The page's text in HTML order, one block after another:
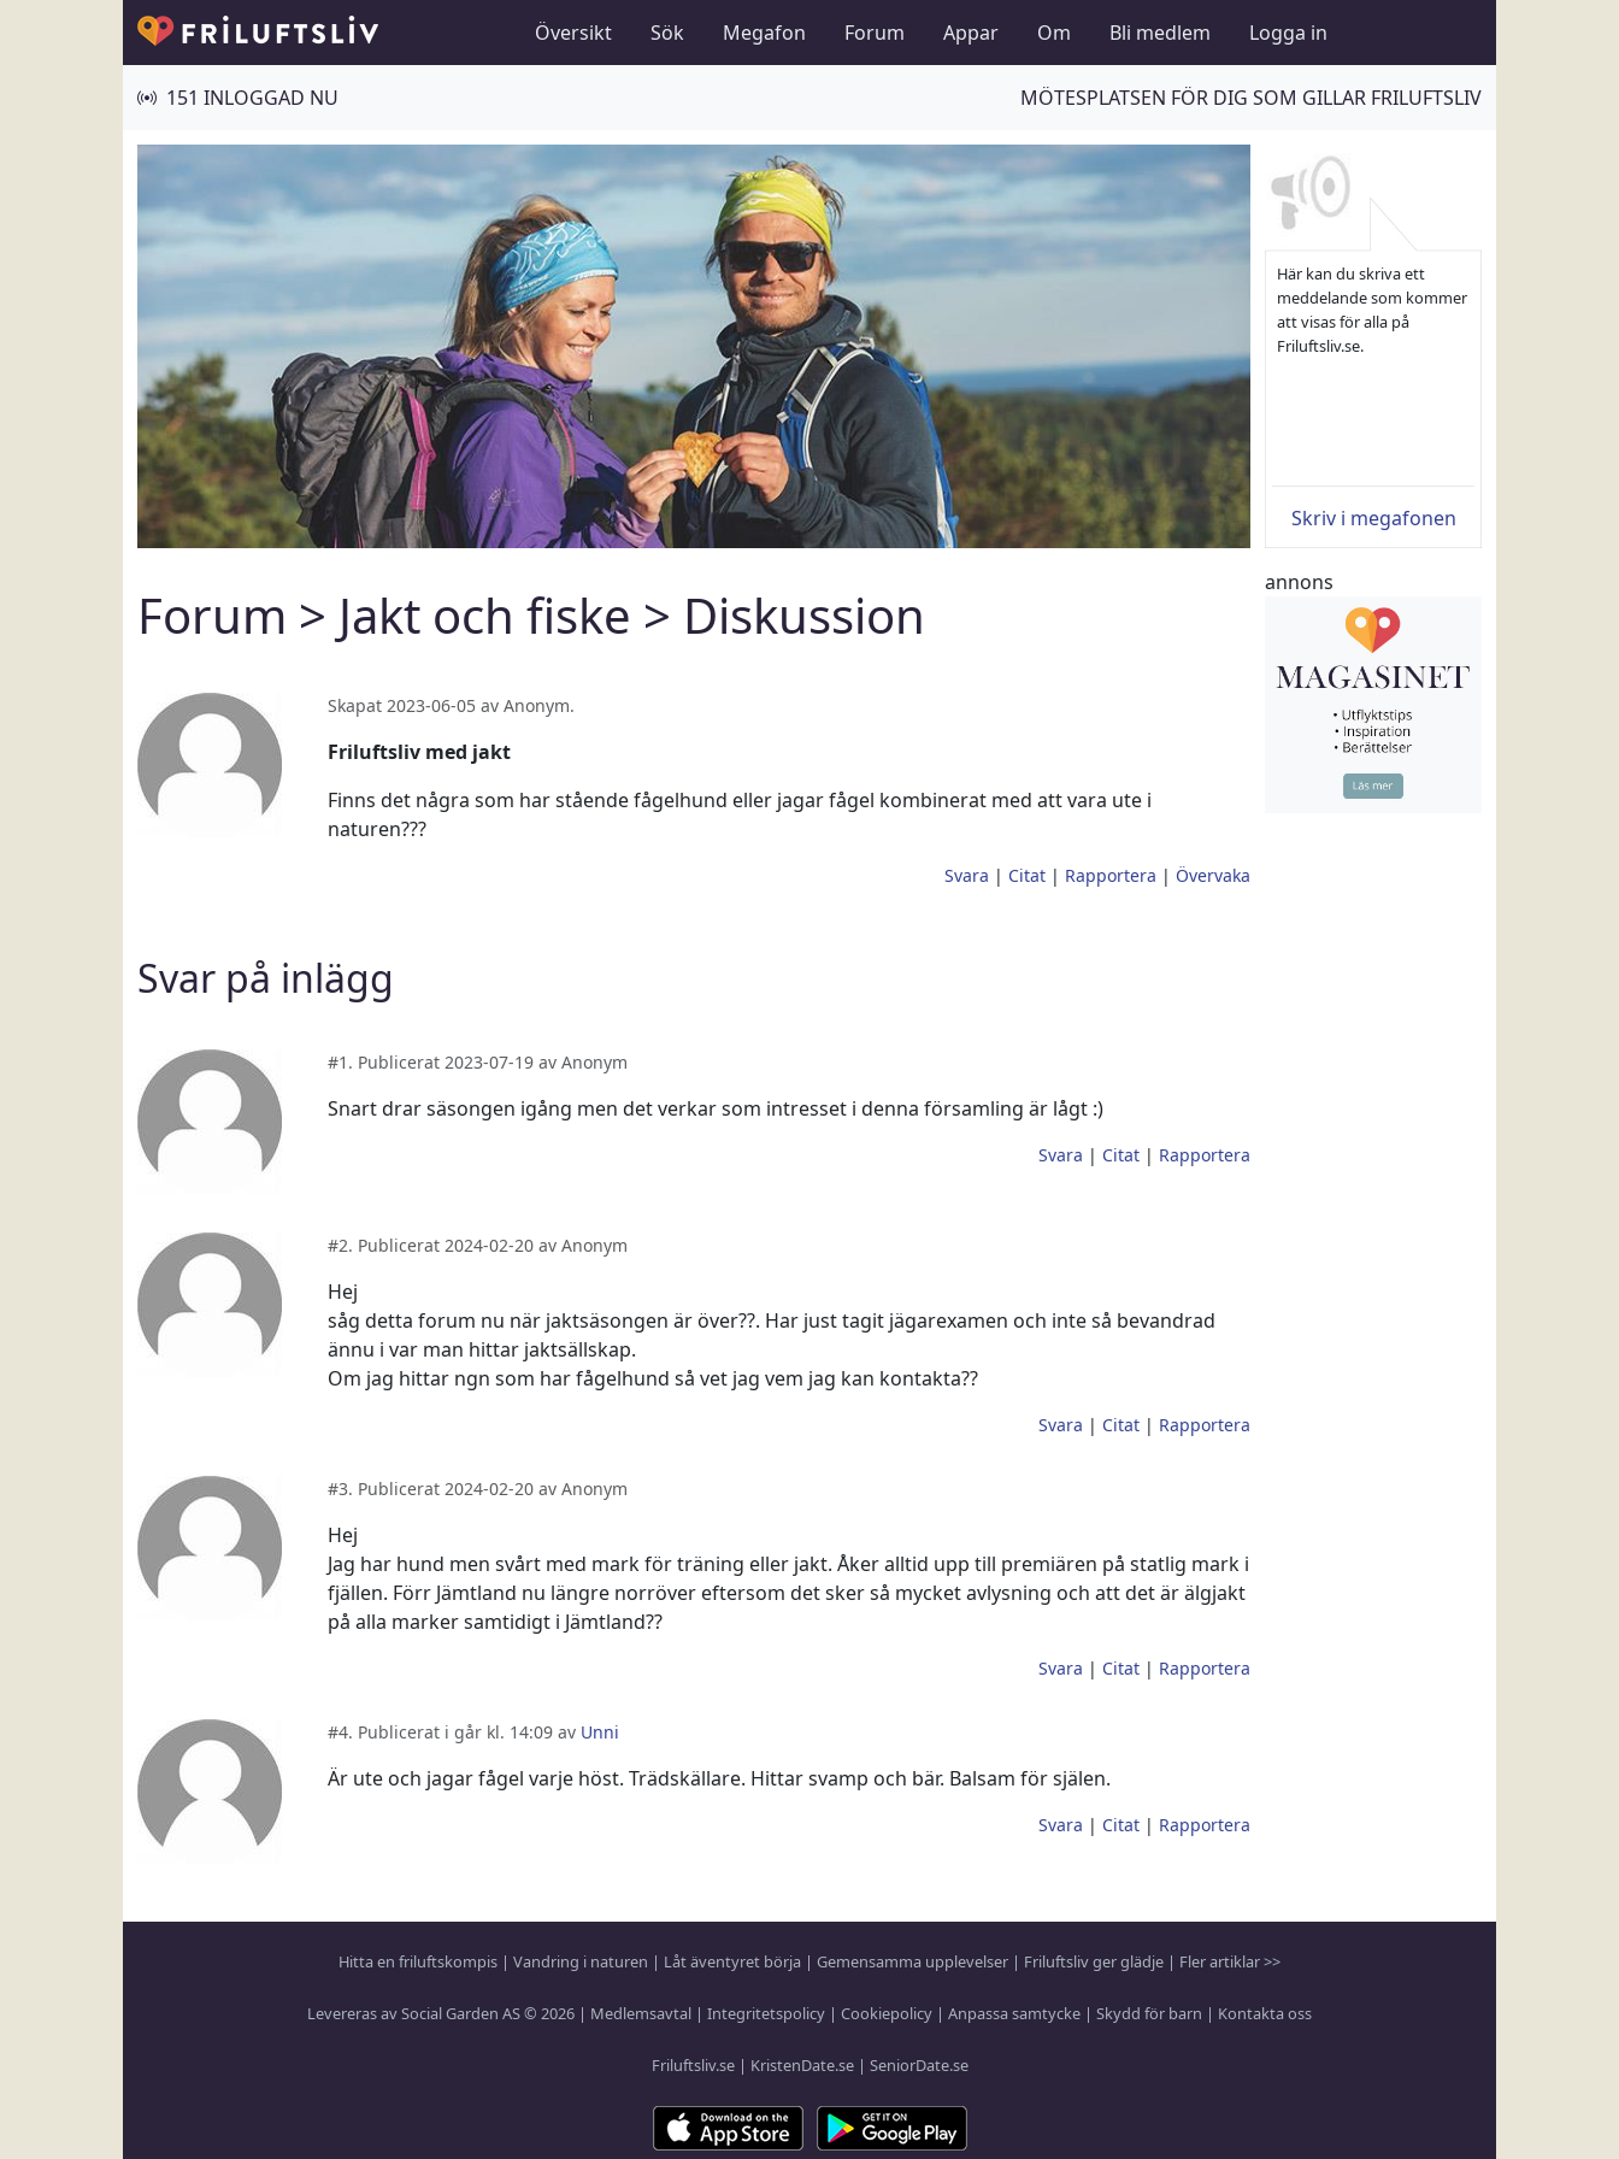
Översikt Sök Megafon Forum Appar Om Bli medlem Logga in
151 INLOGGAD NU MÖTESPLATSEN FÖR DIG SOM GILLAR FRILUFTSLIV
Forum > Jakt och fiske > Diskussion
Skapat 2023-06-05 av Anonym.
Friluftsliv med jakt
Finns det några som har stående fågelhund eller jagar fågel kombinerat med att vara ute i
naturen???
Svara | Citat| Rapportera | Övervaka
Svar på inlägg
#1. Publicerat 2023-07-19 av Anonym
Snart drar säsongen igång men det verkar som intresset i denna församling är lågt :)
Svara | Citat| Rapportera
#2. Publicerat 2024-02-20 av Anonym
Hej
såg detta forum nu när jaktsäsongen är över??. Har just tagit jägarexamen och inte så bevandrad
ännu i var man hittar jaktsällskap.
Om jag hittar ngn som har fågelhund så vet jag vem jag kan kontakta??
Svara | Citat| Rapportera
#3. Publicerat 2024-02-20 av Anonym
Hej
Jag har hund men svårt med mark för träning eller jakt. Åker alltid upp till premiären på statlig mark i
fjällen. Förr Jämtland nu längre norröver eftersom det sker så mycket avlysning och att det är älgjakt
på alla marker samtidigt i Jämtland??
Svara | Citat| Rapportera
#4. Publicerat i går kl. 14:09 av Unni
Är ute och jagar fågel varje höst. Trädskällare. Hittar svamp och bär. Balsam för själen.
Svara | Citat| Rapportera
Här kan du skriva ett
meddelande som kommer
att visas för alla på
Friluftsliv.se.
Skriv i megafonen
annons
Hitta en friluftskompis | Vandring i naturen | Låt äventyret börja | Gemensamma upplevelser | Friluftsliv ger glädje | Fler artiklar >>
Levereras av Social Garden AS © 2026 | Medlemsavtal | Integritetspolicy | Cookiepolicy | Anpassa samtycke | Skydd för barn | Kontakta oss
Friluftsliv.se| KristenDate.se| SeniorDate.se